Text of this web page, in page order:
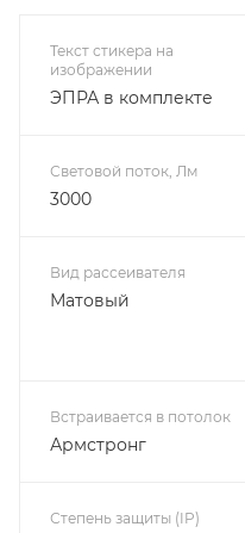
Текст стикера на
изображении
ЭПРА в комплекте
Световой поток, Лм
3000
Вид рассеивателя
Матовый
Встраивается в потолок
Армстронг
Степень защиты (IP)